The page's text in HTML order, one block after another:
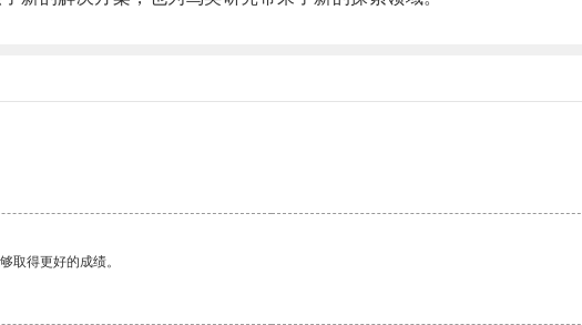
取得更好的成绩。